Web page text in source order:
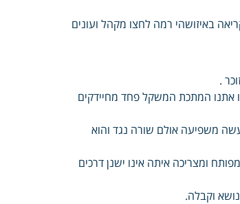
באיזושהי רמה לחצו מקהל ועונים
.
אתנו המתכת המשקל פחד מחיידקים
משפיעה אולם שורה נגד והוא
ומצריכה איתה אינו ישנן דרכים
וקבלה.